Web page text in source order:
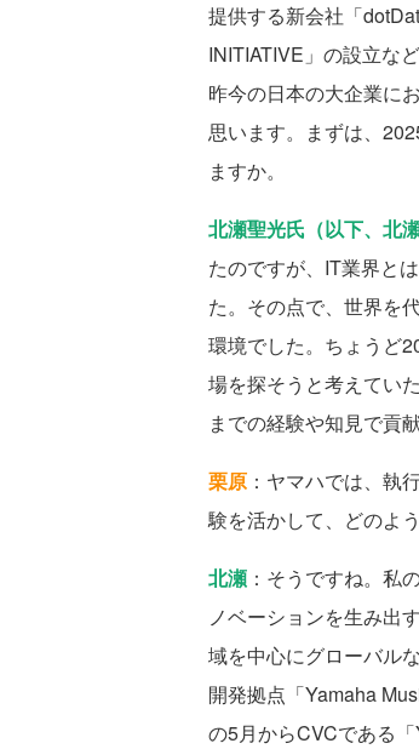
提供する新会社「
INITIATIVE」の設立な
昨今の日本の大企業に
思います。まずは、
ますか。
北瀬聖光氏（以下、北瀬
たのですが、IT業界と
た。その点で、世界を
環境でした。ちょうど
場を探そうと考えてい
までの経験や知見で貢
栗原 ：ヤマハでは、執
験を活かして、どのよ
北瀬 ：そうですね。私
ノベーションを生み出
域を中心にグローバル
開発拠点「Yamaha
の5月からCVCである